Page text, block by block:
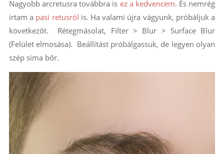
Nagyobb arcretusra továbbra is ez a kedvencem. És nemrég
írtam a pasi retusról is. Ha valami újra vágyunk, próbáljuk a
következőt. Rétegmásolat, Filter > Blur > Surface Blur
(Felület elmosása). Beállítást próbálgassuk, de legyen olyan
szép sima bőr.